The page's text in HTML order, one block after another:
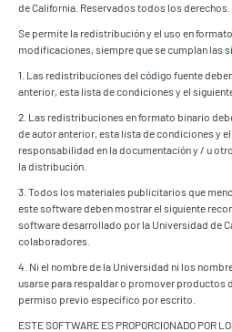
de California. Reservados todos los derechos.
Se permite la redistribución y el uso en
modificaciones, siempre que se cumplan las
1. Las redistribuciones del código fuente
anterior, esta lista de condiciones y el
2. Las redistribuciones en formato binario
de autor anterior, esta lista de condiciones y
responsabilidad en la documentación y / u
la distribución.
3. Todos los materiales publicitarios que
este software deben mostrar el siguiente
software desarrollado por la Universidad de
colaboradores.
4. Ni el nombre de la Universidad ni los
usarse para respaldar o promover productos
permiso previo específico por escrito.
ESTE SOFTWARE ES PROPORCIONADO POR